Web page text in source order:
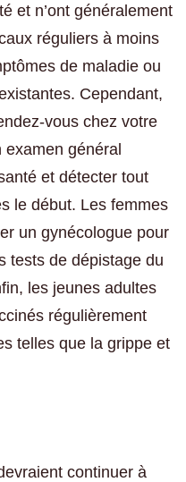
et n’ont généralement
réguliers à moins
de maladie ou
Cependant,
vous chez votre
examen général
et détecter tout
le début. Les femmes
un gynécologue pour
tests de dépistage du
les jeunes adultes
régulièrement
telles que la grippe et
continuer à